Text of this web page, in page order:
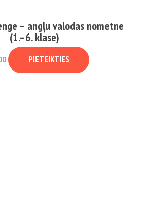
– angļu valodas nometne
(1.–6. klase)
PIETEIKTIES